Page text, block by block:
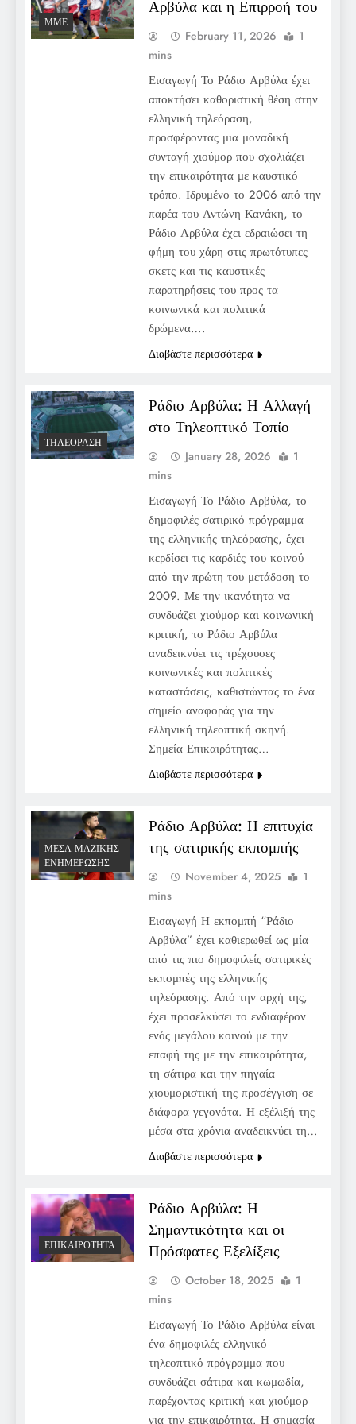
ΜΜΕ
Αρβύλα και η Επιρροή του
February 11, 2026
1
mins
Εισαγωγή Το Ράδιο Αρβύλα έχει
αποκτήσει καθοριστική θέση στην
ελληνική τηλεόραση,
προσφέροντας μια μοναδική
συνταγή χιούμορ που σχολιάζει
την επικαιρότητα με καυστικό
τρόπο. Ιδρυμένο το 2006 από την
παρέα του Αντώνη Κανάκη, το
Ράδιο Αρβύλα έχει εδραιώσει τη
φήμη του χάρη στις πρωτότυπες
σκετς και τις καυστικές
παρατηρήσεις του προς τα
κοινωνικά και πολιτικά
δρώμενα….
Διαβάστε περισσότερα
ΤΗΛΕΌΡΑΣΗ
Ράδιο Αρβύλα: Η Αλλαγή
στο Τηλεοπτικό Τοπίο
January 28, 2026
1
mins
Εισαγωγή Το Ράδιο Αρβύλα, το
δημοφιλές σατιρικό πρόγραμμα
της ελληνικής τηλεόρασης, έχει
κερδίσει τις καρδιές του κοινού
από την πρώτη του μετάδοση το
2009. Με την ικανότητα να
συνδυάζει χιούμορ και κοινωνική
κριτική, το Ράδιο Αρβύλα
αναδεικνύει τις τρέχουσες
κοινωνικές και πολιτικές
καταστάσεις, καθιστώντας το ένα
σημείο αναφοράς για την
ελληνική τηλεοπτική σκηνή.
Σημεία Επικαιρότητας…
Διαβάστε περισσότερα
ΜΈΣΑ ΜΑΖΙΚΉΣ
ΕΝΗΜΈΡΩΣΗΣ
Ράδιο Αρβύλα: Η επιτυχία
της σατιρικής εκπομπής
November 4, 2025
1
mins
Εισαγωγή Η εκπομπή “Ράδιο
Αρβύλα” έχει καθιερωθεί ως μία
από τις πιο δημοφιλείς σατιρικές
εκπομπές της ελληνικής
τηλεόρασης. Από την αρχή της,
έχει προσελκύσει το ενδιαφέρον
ενός μεγάλου κοινού με την
επαφή της με την επικαιρότητα,
τη σάτιρα και την πηγαία
χιουμοριστική της προσέγγιση σε
διάφορα γεγονότα. Η εξέλιξή της
μέσα στα χρόνια αναδεικνύει τη…
Διαβάστε περισσότερα
ΕΠΙΚΑΙΡΌΤΗΤΑ
Ράδιο Αρβύλα: Η
Σημαντικότητα και οι
Πρόσφατες Εξελίξεις
October 18, 2025
1
mins
Εισαγωγή Το Ράδιο Αρβύλα είναι
ένα δημοφιλές ελληνικό
τηλεοπτικό πρόγραμμα που
συνδυάζει σάτιρα και κωμωδία,
παρέχοντας κριτική και χιούμορ
για την επικαιρότητα. Η σημασία